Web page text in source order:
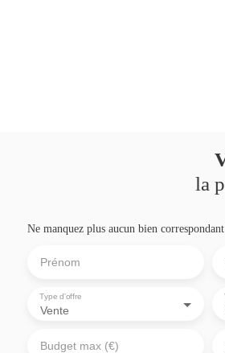
la
Ne manquez plus aucun bien
Prénom
Vente
Type d'offre
Budget max (€)